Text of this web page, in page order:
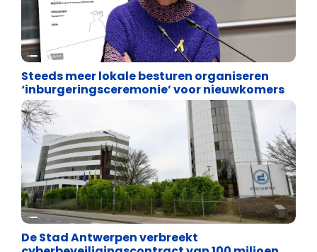
Binnenland politiek
Steeds meer lokale besturen organiseren
‘inburgeringsceremonie’ voor nieuwkomers
Binnenland politiek
De Stad Antwerpen verbreekt